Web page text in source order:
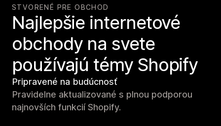
STVORENÉ PRE OBCHOD
Najlepšie internetové
obchody na svete
používajú témy Shopify
Pripravené na budúcnosť
Pravidelne aktualizované s plnou podporou
najnovších funkcií Shopify.